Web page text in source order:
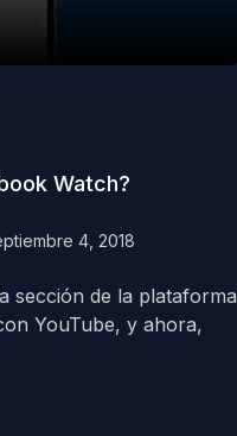
Watch?
4, 2018
sección de la plataforma
YouTube, y ahora,